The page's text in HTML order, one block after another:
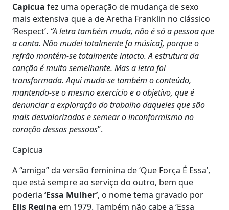
Capicua fez uma operação de mudança de sexo
mais extensiva que a de Aretha Franklin no clássico
‘Respect’. “A letra também muda, não é só a pessoa que
a canta. Não mudei totalmente [a música], porque o
refrão mantém-se totalmente intacto. A estrutura da
canção é muito semelhante. Mas a letra foi
transformada. Aqui muda-se também o conteúdo,
mantendo-se o mesmo exercício e o objetivo, que é
denunciar a exploração do trabalho daqueles que são
mais desvalorizados e semear o inconformismo no
coração dessas pessoas”.
Capicua
A “amiga” da versão feminina de ‘Que Força É Essa’,
que está sempre ao serviço do outro, bem que
poderia ‘Essa Mulher’, o nome tema gravado por
Elis Regina em 1979. Também não cabe a ‘Essa